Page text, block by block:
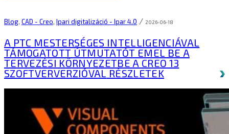
Blog, CAD - Creo, Ipari digitalizáció - Ipar 4.0 / 2026-06-18
A PTC MESTERSÉGES INTELLIGENCIÁVAL
TÁMOGATOTT ÚTMUTATÓT EMEL BE A
TERVEZÉSI KÖRNYEZETBE A CREO 13
SZOFTVERVERZIÓVAL RÉSZLETEK